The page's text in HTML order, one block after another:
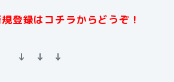
登録はコチラからどうぞ！
↓ ↓ ↓